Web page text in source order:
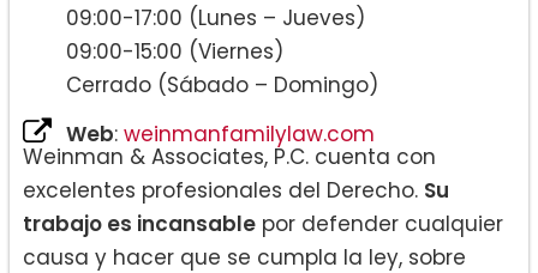
09:00-17:00 (Lunes – Jueves)
09:00-15:00 (Viernes)
Cerrado (Sábado – Domingo)
Web: weinmanfamilylaw.com
Weinman & Associates, P.C. cuenta con
excelentes profesionales del Derecho. Su
trabajo es incansable por defender cualquier
causa y hacer que se cumpla la ley, sobre